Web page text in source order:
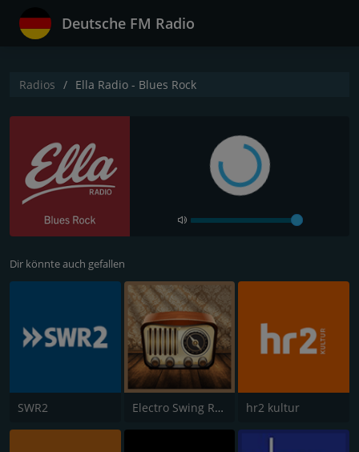
Deutsche FM Radio
Radios Ella Radio - Blues Rock
Dir könnte auch gefallen
SWR2 Electro Swing Radio hr2 kultur